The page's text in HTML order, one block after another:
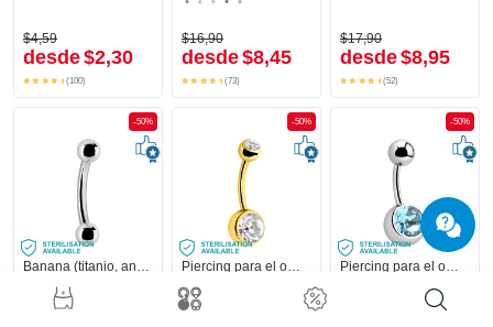
$4,59
desde$2,30
(100)
$16,90
desde$8,45
(73)
$17,90
desde$8,95
(52)
-50% -50%
Piercing para el ombligo (acero quirúrgico, chapado en oro, acabado brillante) con brillantes
-50%
Piercing para el ombligo (acero quirúrgico, plateado, acabado brillante) con piedra brillante